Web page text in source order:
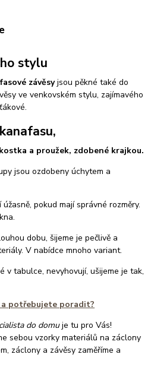
stylu
závěsyjsou pěkné také do
ve venkovském stylu, zajímavého
a proužek, zdobené krajkou.
jsou ozdobeny úchytem a
pokud mají správné rozměry.
dobu, šijeme je pečlivě a
V nabídce mnoho variant.
v tabulce, nevyhovují, ušijeme je tak,
a potřebujete poradit?
do domuje tu pro Vás!
sebou vzorky materiálů na záclony
záclony a závěsy zaměříme a